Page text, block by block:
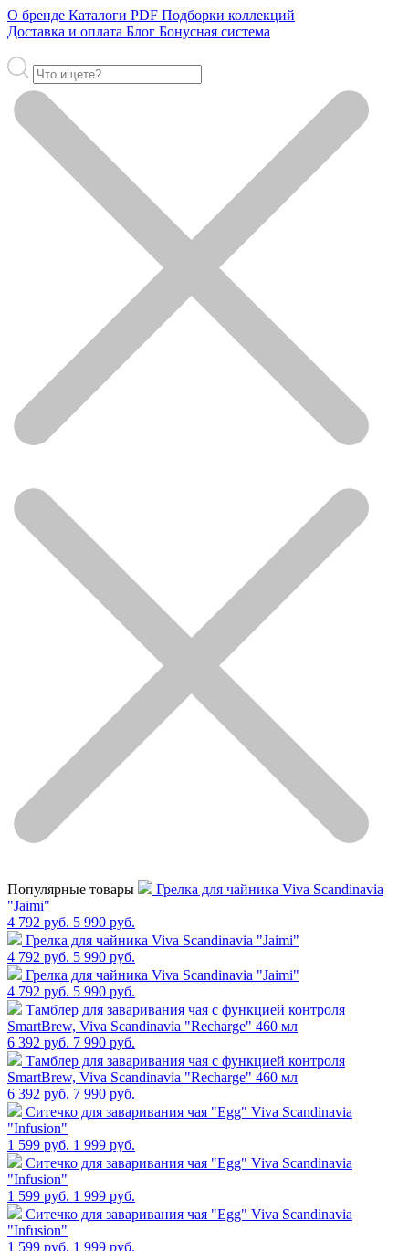
О бренде Каталоги PDF Подборки коллекций
Доставка и оплата Блог Бонусная система
Популярные товары
Грелка для чайника Viva Scandinavia
"Jaimi"
4 792 руб. 5 990 руб.
Грелка для чайника Viva Scandinavia "Jaimi"
4 792 руб. 5 990 руб.
Грелка для чайника Viva Scandinavia "Jaimi"
4 792 руб. 5 990 руб.
Тамблер для заваривания чая с функцией контроля
SmartBrew, Viva Scandinavia "Recharge" 460 мл
6 392 руб. 7 990 руб.
Тамблер для заваривания чая с функцией контроля
SmartBrew, Viva Scandinavia "Recharge" 460 мл
6 392 руб. 7 990 руб.
Cитечко для заваривания чая "Egg" Viva Scandinavia
"Infusion"
1 599 руб. 1 999 руб.
Cитечко для заваривания чая "Egg" Viva Scandinavia
"Infusion"
1 599 руб. 1 999 руб.
Cитечко для заваривания чая "Egg" Viva Scandinavia
"Infusion"
1 599 руб. 1 999 руб.